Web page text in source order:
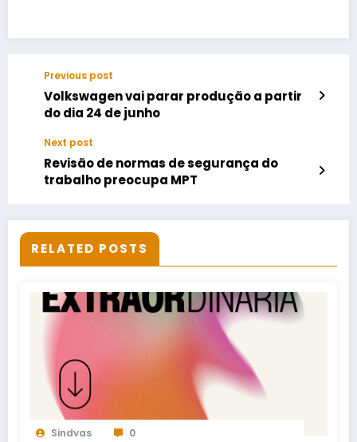
Previous post
Volkswagen vai parar produção a partir
do dia 24 de junho
Next post
Revisão de normas de segurança do
trabalho preocupa MPT
RELATED POSTS
Sindvas 0